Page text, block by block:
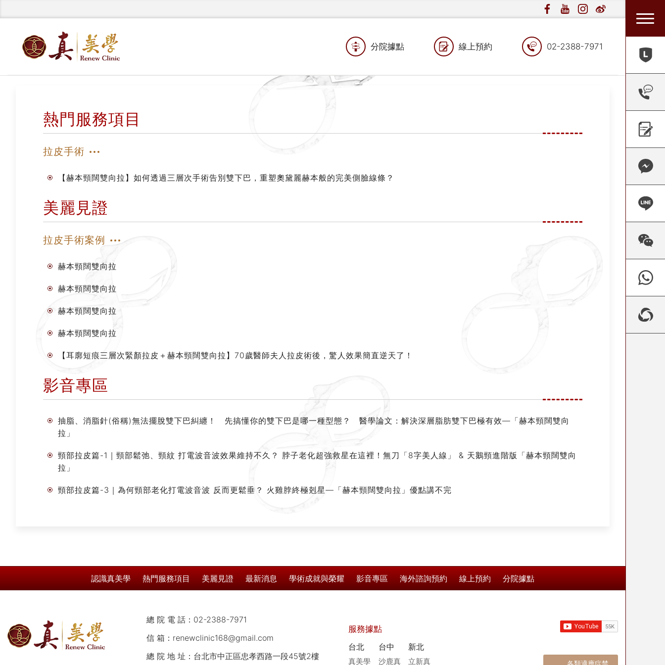
分院據點 線上預約 02-2388-7971
熱門服務項目
拉皮手術
【赫本頸闊雙向拉】如何透過三層次手術告別雙下巴，重塑奧黛麗赫本般的完美側臉線條？
美麗見證
拉皮手術案例
赫本頸闊雙向拉
赫本頸闊雙向拉
赫本頸闊雙向拉
赫本頸闊雙向拉
【耳廓短痕三層次緊顏拉皮＋赫本頸闊雙向拉】70歲醫師夫人拉皮術後，驚人效果簡直逆天了！
影音專區
抽脂、消脂針(俗稱)無法擺脫雙下巴糾纏！ 先搞懂你的雙下巴是哪一種型態？ 醫學論文：解決深層脂肪雙下巴極有效—「赫本頸闊雙向
拉」
頸部拉皮篇-1｜頸部鬆弛、頸紋 打電波音波效果維持不久？ 脖子老化超強救星在這裡！無刀「8字美人線」 & 天鵝頸進階版「赫本頸闊雙向
拉」
頸部拉皮篇-3｜為何頸部老化打電波音波 反而更鬆垂？ 火雞脖終極剋星—「赫本頸闊雙向拉」優點講不完
認識真美學 熱門服務項目 美麗見證 最新消息 學術成就與榮耀 影音專區 海外諮詢預約 線上預約 分院據點
總 院 電 話： 02-2388-7971
信 箱： renewclinic168@gmail.com
總 院 地 址：台北市中正區忠孝西路一段45號2樓
服務據點
台北
真美學
台中
沙鹿真
新北
立新真 各類適應症禁